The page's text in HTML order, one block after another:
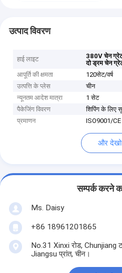
उत्पाद विवरण
हाई लाइट 380V चेन
दो ड्रम चेन
आपूर्ति की क्षमता
120सेट/वर्ष
उत्पत्ति के प्लेस
चीन
न्यूनतम आदेश मात्रा
1 सेट
पैकेजिंग विवरण
शिपिंग के लिए
प्रमाणन
ISO9001/CE
और देखो
सम्पर्क करने
Ms. Daisy
+86 18961201865
No.31 Xinxi रोड, Chunjiang
Jiangsu प्रांत, चीन।